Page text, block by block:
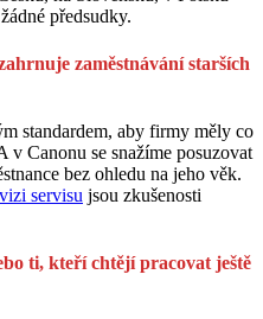
předsudky.
zaměstnávání starších
standardem, aby firmy měly co
v Canonu se snažíme posuzovat
bez ohledu na jeho věk.
servisu jsou zkušenosti
ti, kteří chtějí pracovat ještě